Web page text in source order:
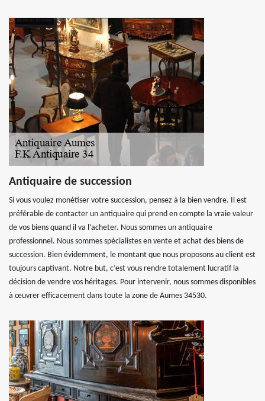
Antiquaire de succession
Si vous voulez monétiser votre succession, pensez à la bien vendre. Il est
préférable de contacter un antiquaire qui prend en compte la vraie valeur
de vos biens quand il va l’acheter. Nous sommes un antiquaire
professionnel. Nous sommes spécialistes en vente et achat des biens de
succession. Bien évidemment, le montant que nous proposons au client est
toujours captivant. Notre but, c’est vous rendre totalement lucratif la
décision de vendre vos héritages. Pour intervenir, nous sommes disponibles
à œuvrer efficacement dans toute la zone de Aumes 34530.